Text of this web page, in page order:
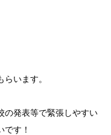
います。
の発表等で緊張しやすい
す！